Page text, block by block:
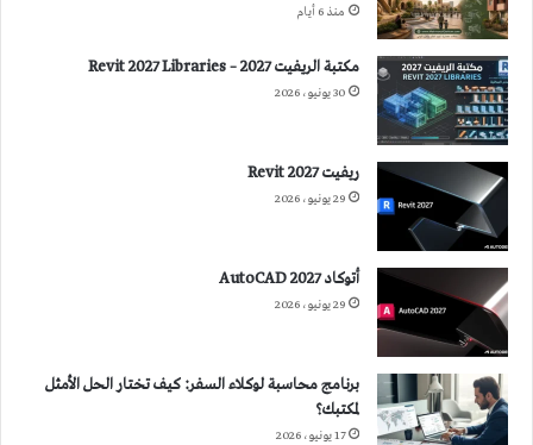
منذ 6 أيام
مكتبة الريفيت 2027 – Revit 2027 Libraries
30 يونيو، 2026
ريفيت 2027 Revit
29 يونيو، 2026
أتوكاد 2027 AutoCAD
29 يونيو، 2026
برنامج محاسبة لوكلاء السفر: كيف تختار الحل الأمثل
لمكتبك؟
17 يونيو، 2026